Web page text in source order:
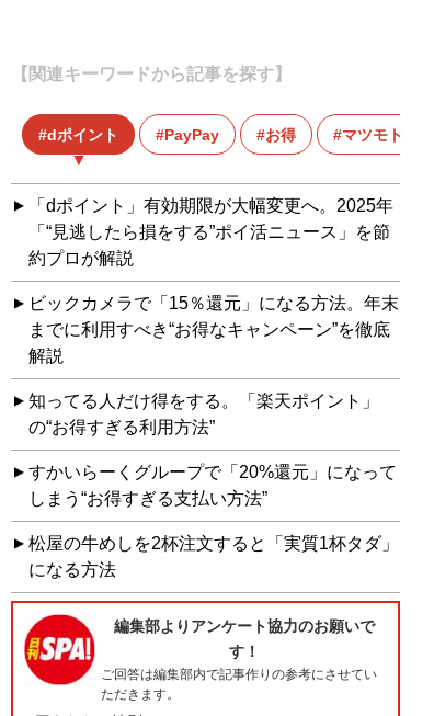
【関連キーワードから記事を探す】
dポイント PayPay お得 マツモトキヨ
「dポイント」有効期限が大幅変更へ。2025年
「“見逃したら損をする”ポイ活ニュース」を節
約プロが解説
ビックカメラで「15％還元」になる方法。年末
までに利用すべき“お得なキャンペーン”を徹底
解説
知ってる人だけ得をする。「楽天ポイント」
の“お得すぎる利用方法”
すかいらーくグループで「20%還元」になって
しまう“お得すぎる支払い方法”
松屋の牛めしを2杯注文すると「実質1杯タダ」
になる方法